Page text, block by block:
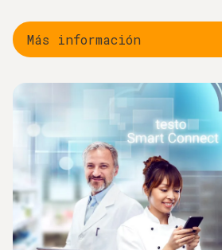
Más información